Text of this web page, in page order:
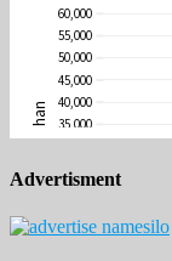
Advertisment